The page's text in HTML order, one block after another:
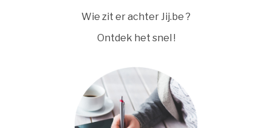
Wie zit er achter Jij.be ?
Ontdek het snel !